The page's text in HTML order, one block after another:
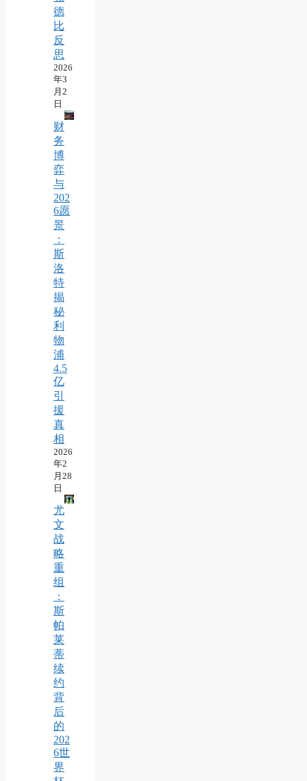
德
比
反
思
2026
年3
月2
日
财
务
博
弈
与
202
6愿
景
：
斯
洛
特
揭
秘
利
物
浦
4.5
亿
引
援
真
相
2026
年2
月28
日
尤
文
战
略
重
组
：
斯
帕
莱
蒂
续
约
背
后
的
202
6世
界